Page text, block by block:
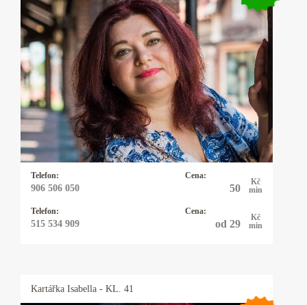
Telefon:
906 506 050
Cena:
50
Kč
min
Telefon:
515 534 909
Cena:
od 29
Kč
min
Kartářka Edita
Jmenuji se Edita, pracuji s andělskými,
mariašovými i tarotovými kartami a vykladám
35 let. K výkladu karet mě přivedla mimo jiné i
touha si nechat vyložit od uznávané kartářky,
která mi sdělila, že jsem k ní byla poslána,
abych získala zkušenosti pomáhala lidem.
Těším se na zavolání.
Kartářka Isabella - KL. 41